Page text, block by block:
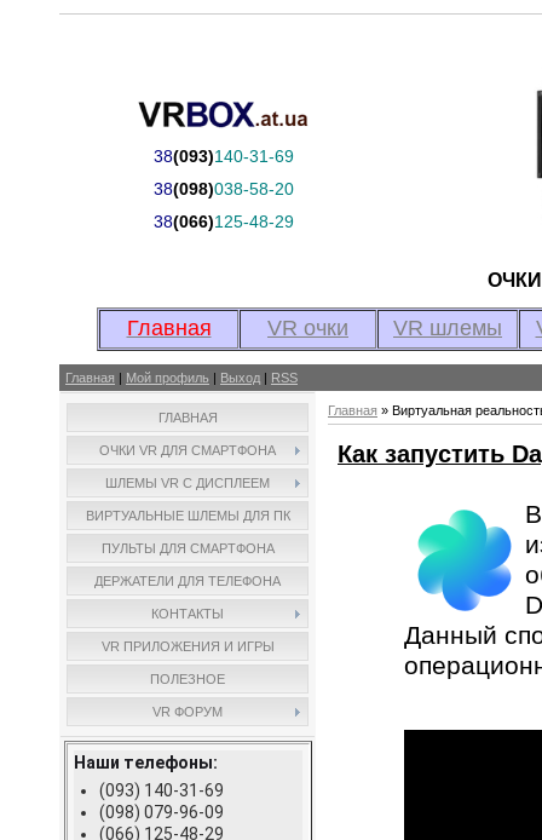
38(093)140-31-69
38(098)038-58-20
38(066)125-48-29
Главная VR очки VR шлемы
Главная | Мой профиль | Выход | RSS
ГЛАВНАЯ
ОЧКИ VR ДЛЯ СМАРТФОНА
ШЛЕМЫ VR С ДИСПЛЕЕМ
ВИРТУАЛЬНЫЕ ШЛЕМЫ ДЛЯ ПК
ПУЛЬТЫ ДЛЯ СМАРТФОНА
ДЕРЖАТЕЛИ ДЛЯ ТЕЛЕФОНА
КОНТАКТЫ
VR ПРИЛОЖЕНИЯ И ИГРЫ
ПОЛЕЗНОЕ
VR ФОРУМ
Наши телефоны:
(093) 140-31-69
(098) 079-96-09
(066) 125-48-29
Главная » Виртуальная
Как запустить
Данный